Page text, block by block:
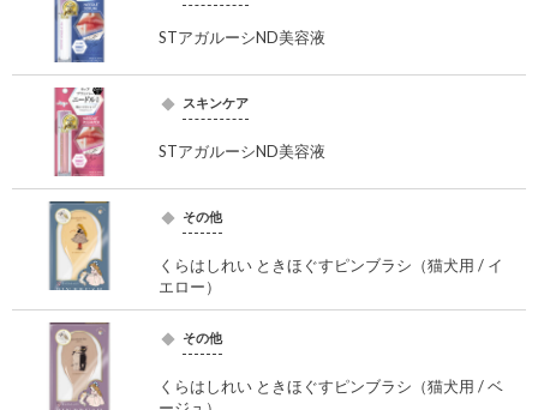
STアガルーシND美容液
スキンケア
STアガルーシND美容液
その他
くらはしれい ときほぐすピンブラシ（猫犬用 / イ
エロー）
その他
くらはしれい ときほぐすピンブラシ（猫犬用 / ベ